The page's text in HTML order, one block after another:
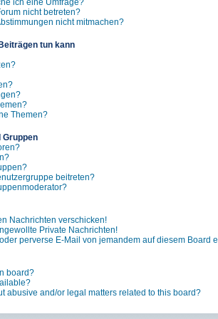
ich eine Umfrage?
nicht betreten?
nicht mitmachen?
tun kann
Themen?
Gruppen
beitreten?
Nachrichten verschicken!
Private Nachrichten!
perverse E-Mail von jemandem auf diesem Board
board?
abusive and/or legal matters related to this board?